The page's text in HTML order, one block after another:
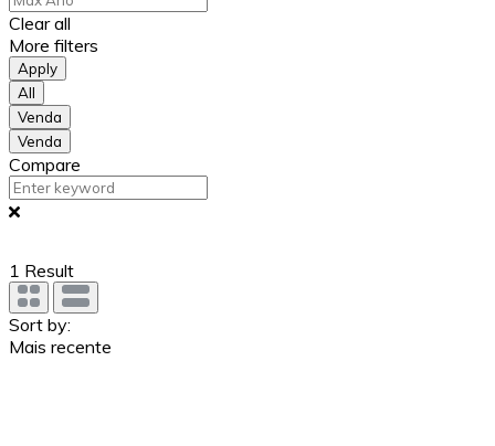
Clear all
More filters
Apply
All
Venda
Venda
Compare
1 Result
Sort by:
Mais recente